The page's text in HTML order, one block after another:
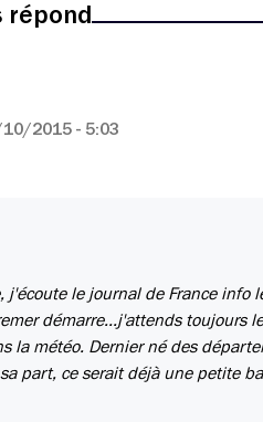
répond
2015 - 5:03
j'écoute le journal de France info
démarre...j'attends toujours
la météo. Dernier né des
part, ce serait déjà une petite